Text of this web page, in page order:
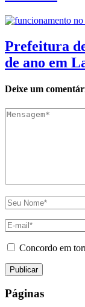
Prefeitura
de ano em
Deixe um
Concordo em
Páginas